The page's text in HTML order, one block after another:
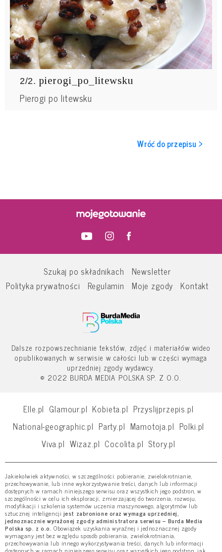
2/2. pierogi_po_litewsku
Pierogi po litewsku
Wróć do przepisu >
Szukaj po składnikach
Newsletter
Polityka prywatności
Regulamin Moje zgody Kontakt
Dalsze rozpowszechnianie tekstów, zdjęć i materiałów wideo
opublikowanych w serwisie w całości lub w części wymaga
uprzedniej zgody wydawcy.
© 2022 BURDA MEDIA POLSKA SP. Z O.O.
Elle.pl Glamour.pl Kobieta.pl Przyslijprzepis.pl
National-geographic.pl Party.pl Mamotoja.pl Polki.pl
Viva.pl Wizaz.pl Cocolita.pl Story.pl
Jakiekolwiek aktywności, w szczególności: pobieranie, zwielokrotnianie,
przechowywanie, lub inne wykorzystywanie treści, danych lub informacji
dostępnych w ramach niniejszego serwisu oraz wszystkich jego podstron, w
szczególności w celu ich eksploracji, zmierzającej do tworzenia, rozwoju,
modyfikacji i szkolenia systemów uczenia maszynowego, algorytmów lub
sztucznej inteligencji jest zabronione oraz wymaga uprzedniej,
jednoznacznie wyrażonej zgody administratora serwisu – Burda Media
Polska sp. z o.o. Obowiązek uzyskania wyraźnej i jednoznacznej zgody
wymagany jest bez względu sposób pobierania, zwielokrotniania,
przechowywania lub innego wykorzystywania treści, danych lub informacji